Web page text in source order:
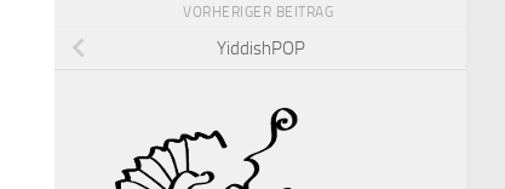
VORHERIGER BEITRAG
YiddishPOP